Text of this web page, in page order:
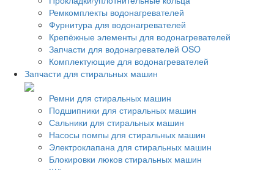
Ремкомплекты водонагревателей
Фурнитура для водонагревателей
Крепёжные элементы для водонагревателей
Запчасти для водонагревателей OSO
Комплектующие для водонагревателей
Запчасти для стиральных машин
Ремни для стиральных машин
Подшипники для стиральных машин
Сальники для стиральных машин
Насосы помпы для стиральных машин
Электроклапана для стиральных машин
Блокировки люков стиральных машин